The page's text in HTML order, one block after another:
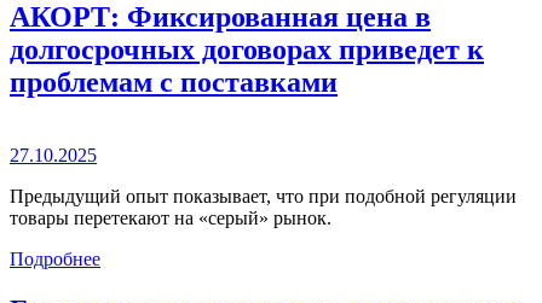
АКОРТ: Фиксированная цена в
долгосрочных договорах приведет к
проблемам с поставками
27.10.2025
Предыдущий опыт показывает, что при подобной регуляции
товары перетекают на «серый» рынок.
Подробнее